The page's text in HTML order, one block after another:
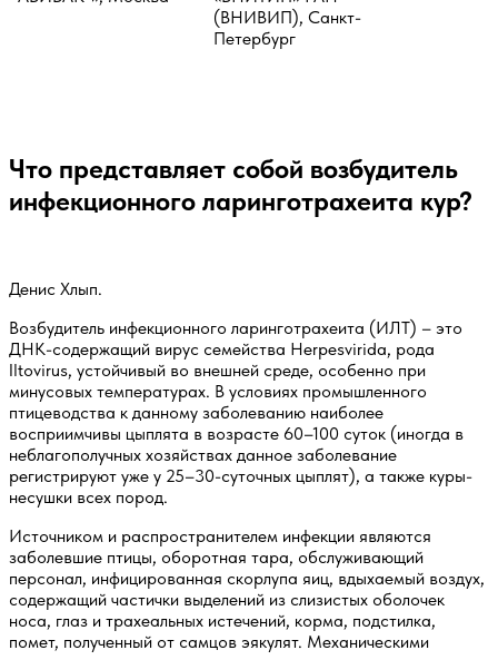
(ВНИВИП), Санкт-
Петербург
Что представляет собой возбудитель
инфекционного ларинготрахеита кур?
Денис Хлып.
Возбудитель инфекционного ларинготрахеита (ИЛТ) – это
ДНК-содержащий вирус семейства Herpesvirida, рода
Iltovirus, устойчивый во внешней среде, особенно при
минусовых температурах. В условиях промышленного
птицеводства к данному заболеванию наиболее
восприимчивы цыплята в возрасте 60–100 суток (иногда в
неблагополучных хозяйствах данное заболевание
регистрируют уже у 25–30-суточных цыплят), а также куры-
несушки всех пород.
Источником и распространителем инфекции являются
заболевшие птицы, оборотная тара, обслуживающий
персонал, инфицированная скорлупа яиц, вдыхаемый воздух,
содержащий частички выделений из слизистых оболочек
носа, глаз и трахеальных истечений, корма, подстилка,
помет, полученный от самцов эякулят. Механическими